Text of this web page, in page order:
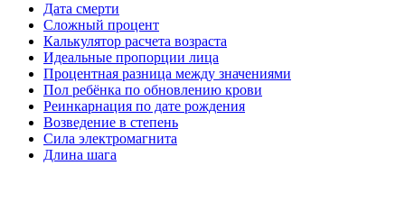
Дата смерти
Сложный процент
Калькулятор расчета возраста
Идеальные пропорции лица
Процентная разница между значениями
Пол ребёнка по обновлению крови
Реинкарнация по дате рождения
Возведение в степень
Сила электромагнита
Длина шага